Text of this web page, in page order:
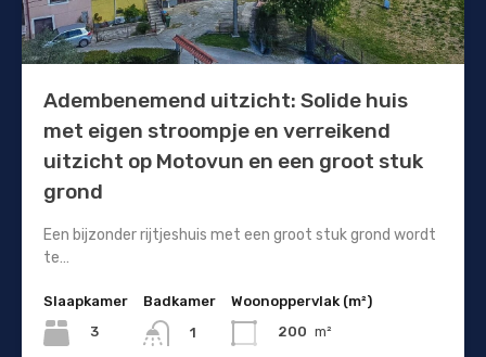
Adembenemend uitzicht: Solide huis
met eigen stroompje en verreikend
uitzicht op Motovun en een groot stuk
grond
Een bijzonder rijtjeshuis met een groot stuk grond wordt
te…
Slaapkamer
3
Badkamer
1
Woonoppervlak (m²)
200 m²